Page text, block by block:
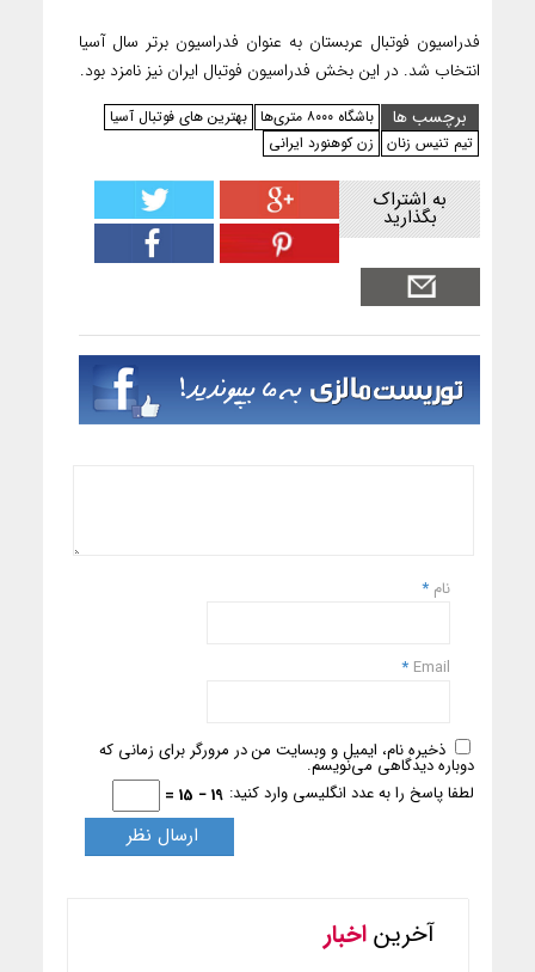
فدراسیون فوتبال عربستان به عنوان فدراسیون برتر سال آسیا
انتخاب شد. در این بخش فدراسیون فوتبال ایران نیز نامزد بود.
برچسب ها
باشگاه ۸۰۰۰ متری‌ها
بهترین های فوتبال آسیا
تیم تنیس زنان
زن کوهنورد ایرانی
به اشتراک
بگذارید
نام *
Email
*
ذخیره نام، ایمیل و وبسایت من در مرورگر برای زمانی که
دوباره دیدگاهی می‌نویسم.
لطفا پاسخ را به عدد انگلیسی وارد کنید: 19 − 15 =
آخریناخبار